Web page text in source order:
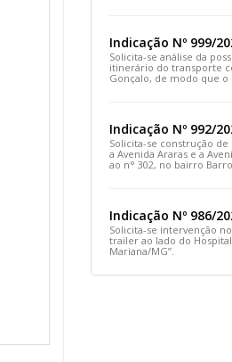
Indicação Nº 999/
Solicita-se análise da
itinerário do transporte
Gonçalo, de modo que o
Indicação Nº 992/
Solicita-se construção
a Avenida Araras e a
ao n° 302, no bairro
Indicação Nº 986/
Solicita-se intervenção
trailer ao lado do
Mariana/MG”.